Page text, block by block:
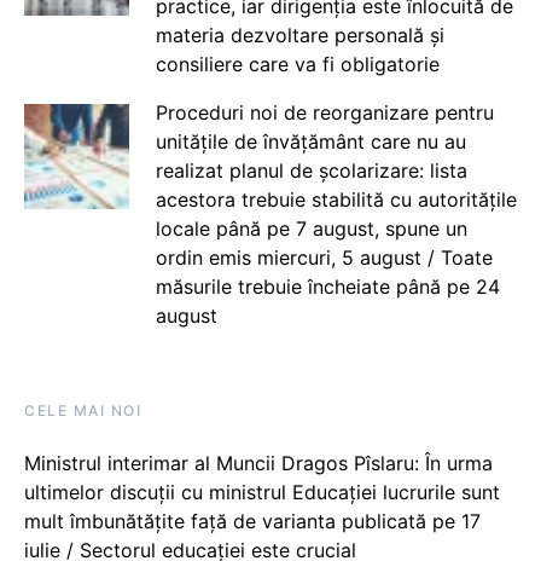
practice, iar dirigenția este înlocuită de
materia dezvoltare personală și
consiliere care va fi obligatorie
Proceduri noi de reorganizare pentru
unitățile de învățământ care nu au
realizat planul de școlarizare: lista
acestora trebuie stabilită cu autoritățile
locale până pe 7 august, spune un
ordin emis miercuri, 5 august / Toate
măsurile trebuie încheiate până pe 24
august
CELE MAI NOI
Ministrul interimar al Muncii Dragos Pîslaru: În urma
ultimelor discuții cu ministrul Educației lucrurile sunt
mult îmbunătățite față de varianta publicată pe 17
iulie / Sectorul educației este crucial